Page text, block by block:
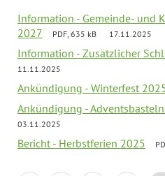
Information - Gemeinde- und
2027
PDF, 635 kB 17.11.2025
Information - Zusätzlicher
11.11.2025
Ankündigung - Winterfest
Ankündigung -
03.11.2025
Bericht - Herbstferien 2025